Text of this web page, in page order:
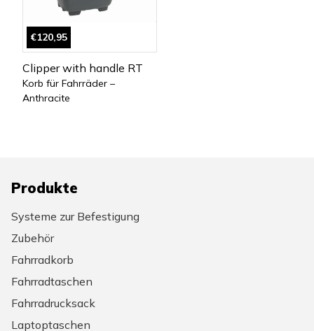
€120,95
Clipper with handle RT
Korb für Fahrräder –
Anthracite
Produkte
Systeme zur Befestigung
Zubehör
Fahrradkorb
Fahrradtaschen
Fahrradrucksack
Laptoptaschen